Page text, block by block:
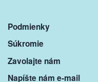
Podmienky
Súkromie
Zavolajte nám
Napíšte nám e-mail